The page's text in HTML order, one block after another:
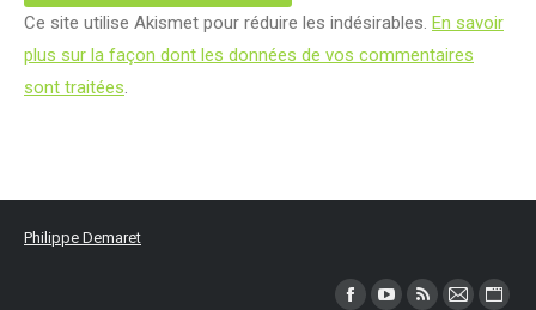
Ce site utilise Akismet pour réduire les indésirables. En savoir
plus sur la façon dont les données de vos commentaires
sont traitées.
Philippe Demaret